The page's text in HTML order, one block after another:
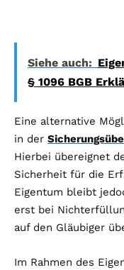
Siehe auch:
§ 1096 BGB
Eine alternative
in der
Hierbei übereignet
Sicherheit für die
Eigentum bleibt
erst bei
auf den Gläubiger
Im Rahmen des